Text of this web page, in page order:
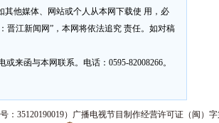
他媒体、网站或个人从本网下载使 用，必
晋江新闻网”，本网将依法追究 责任。如对稿
来函与本网联系。电话：0595-82008266。
：35120190019）广播电视节目制作经营许可证（闽）字